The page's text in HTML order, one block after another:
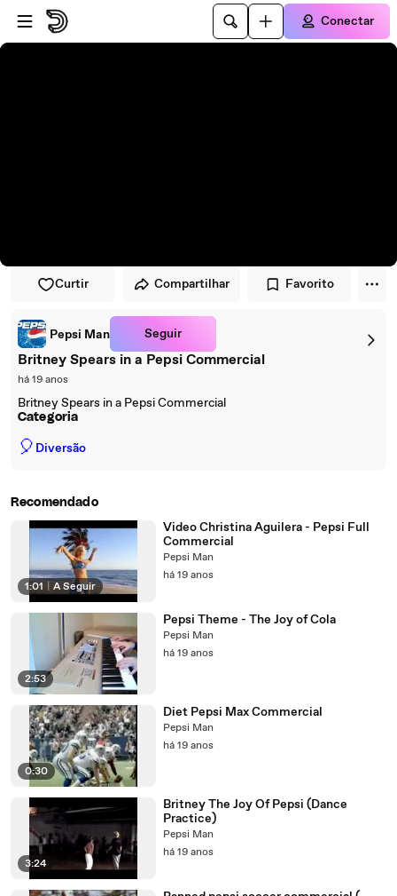
Pular para o player
Ir para o conteúdo principal
Conectar
Curtir Compartilhar Favorito
Pepsi Man Seguir
Britney Spears in a Pepsi Commercial
há 19 anos
Britney Spears in a Pepsi Commercial
Categoria
🎈 Diversão
Recomendado
1:01 A Seguir
Video Christina Aguilera - Pepsi Full
Commercial
Pepsi Man
há 19 anos
2:53
Pepsi Theme - The Joy of Cola
Pepsi Man
há 19 anos
0:30
Diet Pepsi Max Commercial
Pepsi Man
há 19 anos
3:24
Britney The Joy Of Pepsi (Dance
Practice)
Pepsi Man
há 19 anos